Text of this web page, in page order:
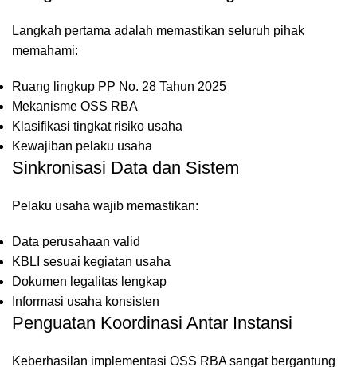
Langkah pertama adalah memastikan seluruh pihak
memahami:
Ruang lingkup PP No. 28 Tahun 2025
Mekanisme OSS RBA
Klasifikasi tingkat risiko usaha
Kewajiban pelaku usaha
Sinkronisasi Data dan Sistem
Pelaku usaha wajib memastikan:
Data perusahaan valid
KBLI sesuai kegiatan usaha
Dokumen legalitas lengkap
Informasi usaha konsisten
Penguatan Koordinasi Antar Instansi
Keberhasilan implementasi OSS RBA sangat bergantung